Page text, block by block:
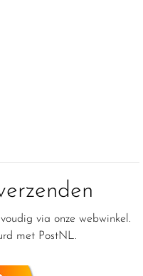
via onze webwinkel.
met PostNL.